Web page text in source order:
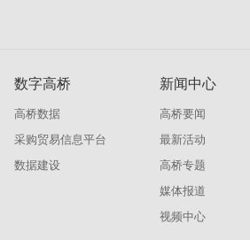
数字高桥
高桥数据
采购贸易信息平台
数据建设
新闻中心
高桥要闻
最新活动
高桥专题
媒体报道
视频中心